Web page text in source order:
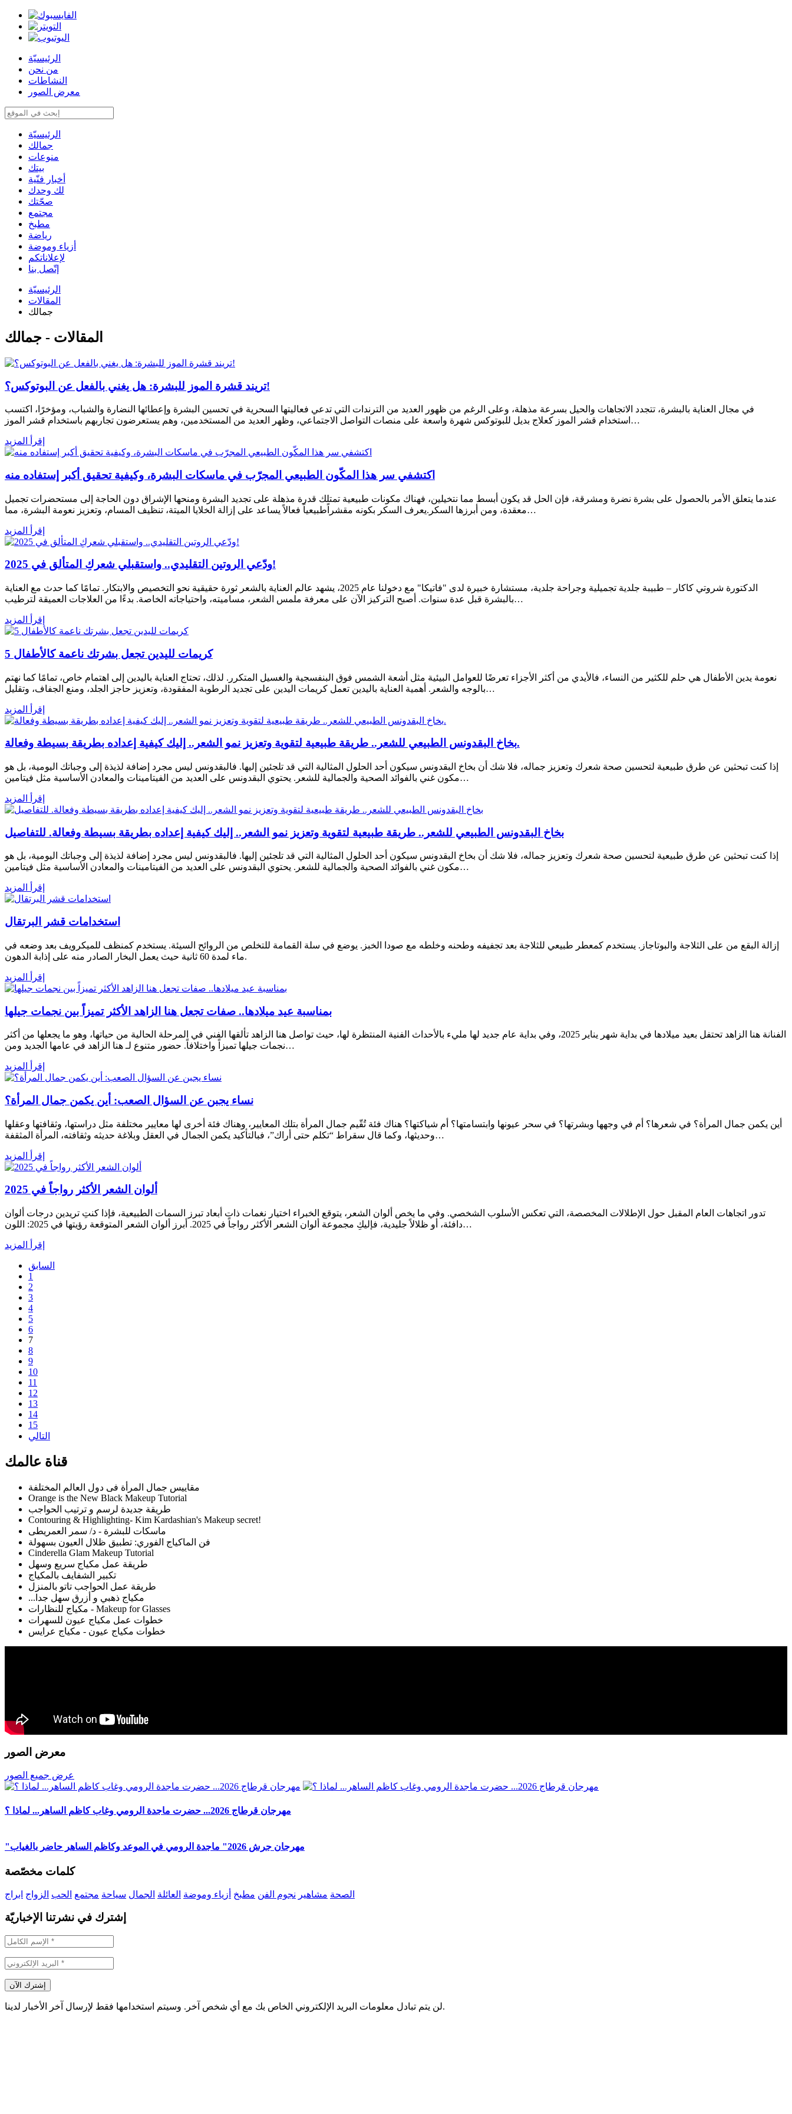
الرئيسيّة
من نحن
النشاطات
معرض الصور
الرئيسيّة
جمالك
منوعات
بيتك
أخبار فنّية
لك وحدك
صحّتك
مجتمع
مطبخ
رياضة
أزياء وموضة
لإعلاناتكم
إتّصل بنا
الرئيسيّة
المقالات
جمالك
المقالات - جمالك
تريند قشرة الموز للبشرة: هل يغني بالفعل عن البوتوكس؟!
في مجال العناية بالبشرة، تتجدد الاتجاهات والحيل بسرعة مذهلة، وعلى الرغم من ظهور العديد من الترندات التي تدعي فعاليتها السحرية في تحسين البشرة وإعطائها النضارة والشباب، ومؤخرًا، اكتسب
استخدام قشر الموز كعلاج بديل للبوتوكس شهرة واسعة على منصات التواصل الاجتماعي، وظهر العديد من المستخدمين، وهم يستعرضون تجاربهم باستخدام قشر الموز…
إقرأ المزيد
اكتشفي سر هذا المكّون الطبيعي المجرّب في ماسكات البشرة، وكيفية تحقيق أكبر إستفاده منه
عندما يتعلق الأمر بالحصول على بشرة نضرة ومشرقة، فإن الحل قد يكون أبسط مما نتخيلين، فهناك مكونات طبيعية تمتلك قدرة مذهلة على تجديد البشرة ومنحها الإشراق دون الحاجة إلى مستحضرات تجميل
معقدة، ومن أبرزها السكر.يعرف السكر بكونه مقشراًطبيعياً فعالاً يساعد على إزالة الخلايا الميتة، تنظيف المسام، وتعزيز نعومة البشرة، مما…
إقرأ المزيد
ودّعي الروتين التقليدي.. واستقبلي شعركِ المتألق في 2025!
الدكتورة شروتي كاكار – طبيبة جلدية تجميلية وجراحة جلدية، مستشارة خبيرة لدى "فاتيكا" مع دخولنا عام 2025، يشهد عالم العناية بالشعر ثورة حقيقية نحو التخصيص والابتكار. تمامًا كما حدث مع العناية
بالبشرة قبل عدة سنوات. أصبح التركيز الآن على معرفة ملمس الشعر، مساميته، واحتياجاته الخاصة. بدءًا من العلاجات العميقة لترطيب…
إقرأ المزيد
5 كريمات لليدين تجعل بشرتك ناعمة كالأطفال
نعومة يدين الأطفال هي حلم للكثير من النساء، فالأيدي من أكثر الأجزاء تعرضًا للعوامل البيئية مثل أشعة الشمس فوق البنفسجية والغسيل المتكرر. لذلك، تحتاج العناية باليدين إلى اهتمام خاص، تمامًا كما نهتم
بالوجه والشعر. أهمية العناية باليدين تعمل كريمات اليدين على تجديد الرطوبة المفقودة، وتعزيز حاجز الجلد، ومنع الجفاف، وتقليل…
إقرأ المزيد
بخاخ البقدونس الطبيعي للشعر.. طريقة طبيعية لتقوية وتعزيز نمو الشعر.. إليك كيفية إعداده بطريقة بسيطة وفعالة.
إذا كنت تبحثين عن طرق طبيعية لتحسين صحة شعرك وتعزيز جماله، فلا شك أن بخاخ البقدونس سيكون أحد الحلول المثالية التي قد تلجئين إليها. فالبقدونس ليس مجرد إضافة لذيذة إلى وجباتك اليومية، بل هو
مكون غني بالفوائد الصحية والجمالية للشعر. يحتوي البقدونس على العديد من الفيتامينات والمعادن الأساسية مثل فيتامين…
إقرأ المزيد
بخاخ البقدونس الطبيعي للشعر.. طريقة طبيعية لتقوية وتعزيز نمو الشعر.. إليك كيفية إعداده بطريقة بسيطة وفعالة. للتفاصيل
إذا كنت تبحثين عن طرق طبيعية لتحسين صحة شعرك وتعزيز جماله، فلا شك أن بخاخ البقدونس سيكون أحد الحلول المثالية التي قد تلجئين إليها. فالبقدونس ليس مجرد إضافة لذيذة إلى وجباتك اليومية، بل هو
مكون غني بالفوائد الصحية والجمالية للشعر. يحتوي البقدونس على العديد من الفيتامينات والمعادن الأساسية مثل فيتامين…
إقرأ المزيد
استخدامات قشر البرتقال
إزالة البقع من على الثلاجة والبوتاجاز. يستخدم كمعطر طبيعي للثلاجة بعد تجفيفه وطحنه وخلطه مع صودا الخبز. يوضع في سلة القمامة للتخلص من الروائح السيئة. يستخدم كمنظف للميكرويف بعد وضعه في
ماء لمدة 60 ثانية حيث يعمل البخار الصادر منه على إذابة الدهون.
إقرأ المزيد
بمناسبة عيد ميلادها.. صفات تجعل هنا الزاهد الأكثر تميزاً بين نجمات جيلها
الفنانة هنا الزاهد تحتفل بعيد ميلادها في بداية شهر يناير 2025، وفي بداية عام جديد لها مليء بالأحداث الفنية المنتظرة لها، حيث تواصل هنا الزاهد تألقها الفني في المرحلة الحالية من حياتها، وهو ما يجعلها من أكثر
نجمات جيلها تميزاً واختلافاً. حضور متنوع لـ هنا الزاهد في عامها الجديد ومن…
إقرأ المزيد
نساء يجبن عن السؤال الصعب: أين يكمن جمال المرأة؟
أين يكمن جمال المرأة؟ في شعرها؟ أم في وجهها وبشرتها؟ في سحر عيونها وابتسامتها؟ أم شياكتها؟ هناك فئة تُقّيم جمال المرأة بتلك المعايير، وهناك فئة أخرى لها معايير مختلفة مثل دراستها، وثقافتها وعقلها
وحديثها، وكما قال سقراط “تكلم حتى أراك”، فبالتأكيد يكمن الجمال في العقل وبلاغة حديثه وثقافته، المرأة المثقفة…
إقرأ المزيد
ألوان الشعر الأكثر رواجاً في 2025
تدور اتجاهات العام المقبل حول الإطلالات المخصصة، التي تعكس الأسلوب الشخصي. وفي ما يخص ألوان الشعر، يتوقع الخبراء اختيار نغمات ذات أبعاد تبرز السمات الطبيعية، فإذا كنتِ تريدين درجات ألوان
دافئة، أو ظلالاً جليدية، فإليكِ مجموعة ألوان الشعر الأكثر رواجاً في 2025. أبرز ألوان الشعر المتوقعة رؤيتها في 2025: اللون…
إقرأ المزيد
السابق
1
2
3
4
5
6
7
8
9
10
11
12
13
14
15
التالي
قناة عالمك
مقاييس جمال المرأة فى دول العالم المختلفة
Orange is the New Black Makeup Tutorial
طريقة جديدة لرسم و ترتيب الحواجب
Contouring & Highlighting- Kim Kardashian's Makeup secret!
ماسكات للبشرة - د/ سمر العمريطى
فن الماكياج الفوري: تطبيق ظلال العيون بسهولة
Cinderella Glam Makeup Tutorial
طريقة عمل مكياج سريع وسهل
تكبير الشفايف بالمكياج
طريقة عمل الحواجب تاتو بالمنزل
...مكياج ذهبي و أزرق سهل جدا
مكياج للنظارات - Makeup for Glasses
خطوات عمل مكياج عيون للسهرات
خطوات مكياج عيون - مكياج عرايس
معرض الصور
عرض جميع الصور
مهرجان قرطاج 2026... حضرت ماجدة الرومي وغاب كاظم الساهر... لماذا ؟
"مهرجان جرش 2026" ماجدة الرومي في الموعد وكاظم الساهر حاضر بالغياب
كلمات مخصّصة
الصحة مشاهير نجوم الفن مطبخ أزياء وموضة العائلة الجمال سياحة مجتمع الحب الزواج ابراج
إشترك في نشرتنا الإخباريّة
لن يتم تبادل معلومات البريد الإلكتروني الخاص بك مع أي شخص آخر. وسيتم استخدامها فقط لإرسال آخر الأخبار لدينا.